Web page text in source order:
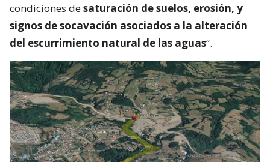
condiciones desaturación de suelos, erosión, y
signos de socavación asociados a la alteración
del escurrimiento natural de las aguas“.